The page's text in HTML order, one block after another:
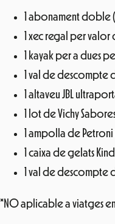
1 abonament doble
1 xec regal per
1 kayak per a dues
1 val de descompte
1 altaveu JBL
1 lot de Vichy
1 ampolla de
1 caixa de gelats
1 val de descompte
*NO aplicable a viatges